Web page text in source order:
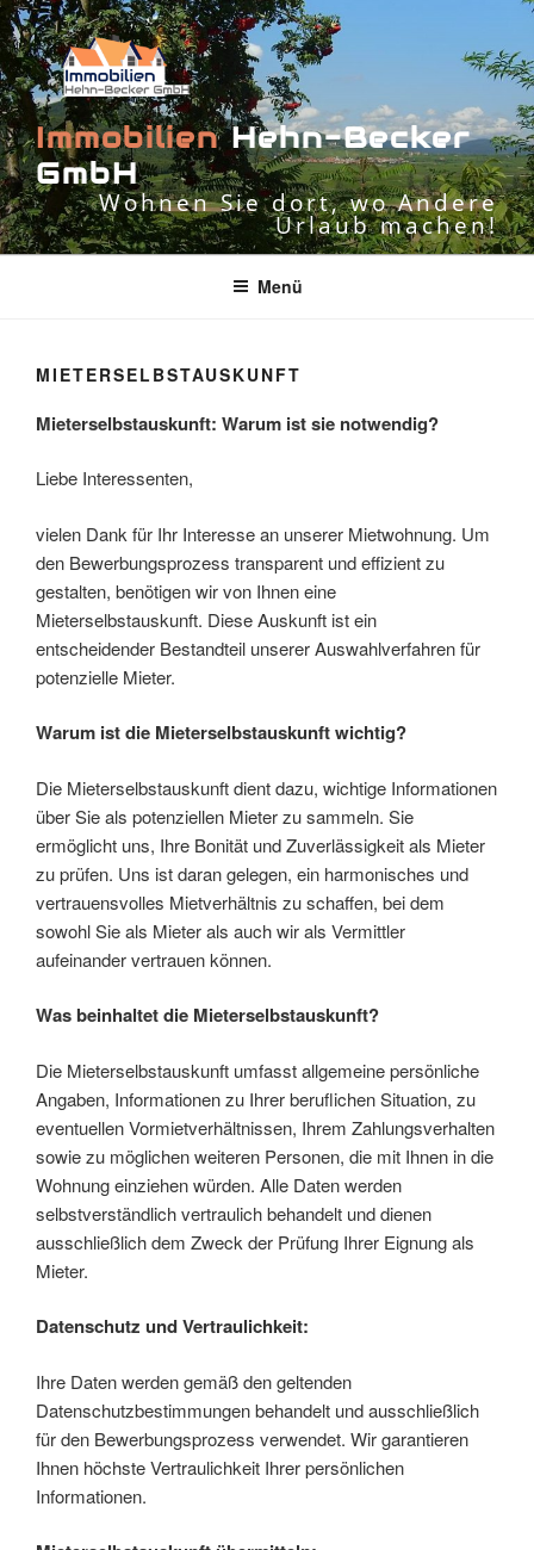
Zum
Inhalt
springen
Immobilien Hehn-Becker
GmbH
Wohnen Sie dort, wo Andere
Urlaub machen!
Menü
MIETERSELBSTAUSKUNFT
Mieterselbstauskunft: Warum ist sie notwendig?
Liebe Interessenten,
vielen Dank für Ihr Interesse an unserer Mietwohnung. Um
den Bewerbungsprozess transparent und effizient zu
gestalten, benötigen wir von Ihnen eine
Mieterselbstauskunft. Diese Auskunft ist ein
entscheidender Bestandteil unserer Auswahlverfahren für
potenzielle Mieter.
Warum ist die Mieterselbstauskunft wichtig?
Die Mieterselbstauskunft dient dazu, wichtige Informationen
über Sie als potenziellen Mieter zu sammeln. Sie
ermöglicht uns, Ihre Bonität und Zuverlässigkeit als Mieter
zu prüfen. Uns ist daran gelegen, ein harmonisches und
vertrauensvolles Mietverhältnis zu schaffen, bei dem
sowohl Sie als Mieter als auch wir als Vermittler
aufeinander vertrauen können.
Was beinhaltet die Mieterselbstauskunft?
Die Mieterselbstauskunft umfasst allgemeine persönliche
Angaben, Informationen zu Ihrer beruflichen Situation, zu
eventuellen Vormietverhältnissen, Ihrem Zahlungsverhalten
sowie zu möglichen weiteren Personen, die mit Ihnen in die
Wohnung einziehen würden. Alle Daten werden
selbstverständlich vertraulich behandelt und dienen
ausschließlich dem Zweck der Prüfung Ihrer Eignung als
Mieter.
Datenschutz und Vertraulichkeit:
Ihre Daten werden gemäß den geltenden
Datenschutzbestimmungen behandelt und ausschließlich
für den Bewerbungsprozess verwendet. Wir garantieren
Ihnen höchste Vertraulichkeit Ihrer persönlichen
Informationen.